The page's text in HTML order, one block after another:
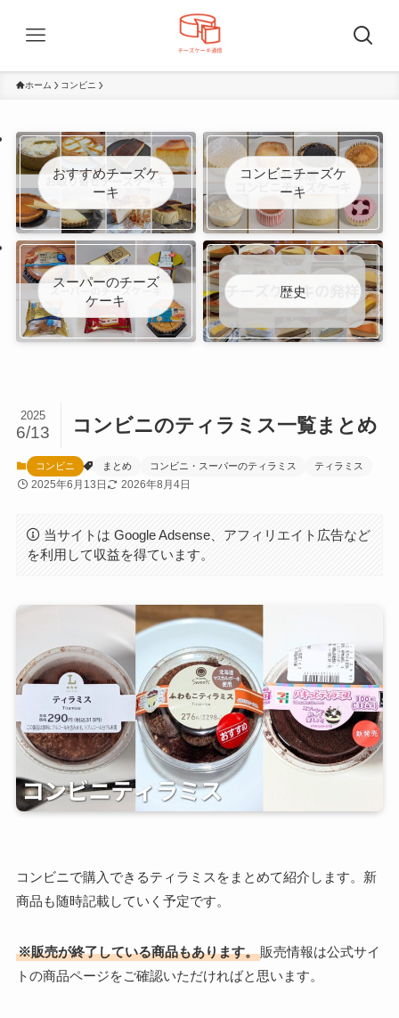
ホーム コンビニ
おすすめチーズケ
ーキ
コンビニチーズケ
ーキ
スーパーのチーズ
ケーキ
歴史
コンビニのティラミス一覧まとめ
2025
6/13
コンビニ まとめ コンビニ・スーパーのティラミス ティラミス
2025年6月13日 2026年8月4日
当サイトは Google Adsense、アフィリエイト広告など
を利用して収益を得ています。
コンビニで購入できるティラミスをまとめて紹介します。新
商品も随時記載していく予定です。
※販売が終了している商品もあります。販売情報は公式サイ
トの商品ページをご確認いただければと思います。